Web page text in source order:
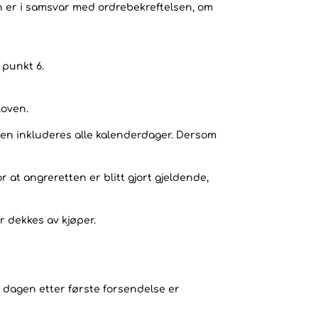
i samsvar med ordrebekreftelsen, om
6.
inkluderes alle kalenderdager. Dersom
at angreretten er blitt gjort gjeldende,
av kjøper.
etter første forsendelse er